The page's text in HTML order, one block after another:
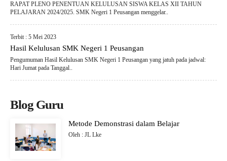
RAPAT PLENO PENENTUAN KELULUSAN SISWA KELAS XII TAHUN
PELAJARAN 2024/2025. SMK Negeri 1 Peusangan menggelar..
Terbit : 5 Mei 2023
Hasil Kelulusan SMK Negeri 1 Peusangan
Pengumuman Hasil Kelulusan SMK Negeri 1 Peusangan yang jatuh pada jadwal:
Hari Jumat pada Tanggal..
Blog Guru
Metode Demonstrasi dalam Belajar
Oleh : JL Lke